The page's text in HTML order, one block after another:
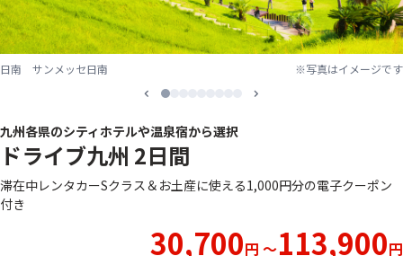
日南 サンメッセ日南 ※写真はイメージです
九州各県のシティホテルや温泉宿から選択
ドライブ九州 2日間
滞在中レンタカーSクラス＆お土産に使える1,000円分の電子クーポン
付き
30,700円 ～113,900円